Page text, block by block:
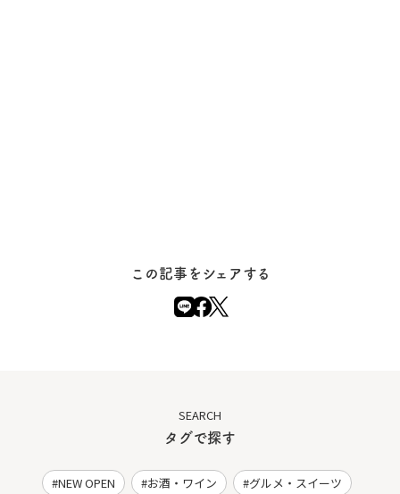
この記事をシェアする
SEARCH
タグで探す
NEW OPEN お酒・ワイン
グルメ・スイーツ